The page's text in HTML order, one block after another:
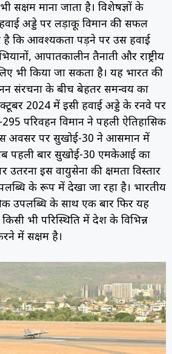
सक्षम माना जाता है। विशेषज्ञों के
अड्डे पर लड़ाकू विमान की सफल
है कि आवश्यकता पड़ने पर उस हवाई
आपातकालीन तैनाती और राष्ट्रीय
भी किया जा सकता है। यह भारत की
संरचना के बीच बेहतर समन्वय का
2024 में इसी हवाई अड्डे के रनवे पर
परिवहन विमान ने पहली ऐतिहासिक
अवसर पर सुखोई-30 ने आसमान में
पहली बार सुखोई-30 एमकेआई का
इस वायुसेना की क्षमता विस्तार
के रूप में देखा जा रहा है। भारतीय
उपलब्धि के साथ एक बार फिर यह
किसी भी परिस्थिति में देश के विभिन्न
में सक्षम है।